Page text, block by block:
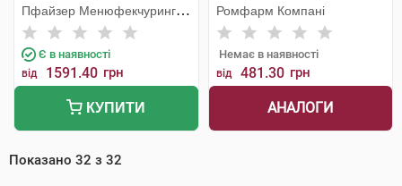
Пфайзер Менюфекчуринг
Бельгія
Є в наявності
від 1591.40 грн
КУПИТИ
Ромфарм Компані
Немає в наявності
від 481.30 грн
АНАЛОГИ
Показано 32 з 32